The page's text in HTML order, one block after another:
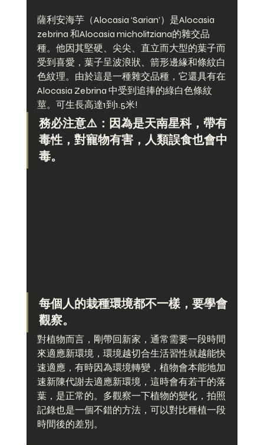
薩利安海芋（Alocasia ‘Sarian’）是Alocasia
zebrina 和Alocasia micholitziana的雜交品
種。他因其堅硬、尖尖、直立而大型的葉子而
受到喜愛，葉子呈波浪狀、箭形邊緣和條紋白
色紋理。由於這是一種雜交品種，它還具有在
Alocasia Zebrina 中受到追捧的綠白色條紋
莖。可生長高達1到1.5米!
務必注意⚠️：因為是天南星科，帶有
毒性，對寵物有害，人類誤食也會中
毒。
每個人的栽種環境都不一樣，要學會
觀察。
對植物而言，剛帶回新家，通常需要一段時間
來適應新環境，環境越切合生活習性就越能快
速適應，有時因為環境轉變，植物會本能地加
速新陳代謝去適應新環境，這時會有若干的落
葉，是正常的。多觀察一下植物的變化，拍照
記錄也是一個不錯的方法，可以對比種植一段
時間後的差別。